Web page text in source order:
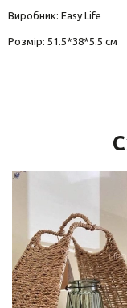
Виробник: Easy Life
Розмір: 51.5*38*5.5 см